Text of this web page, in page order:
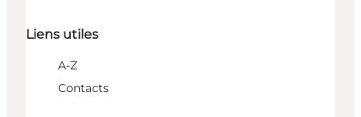
Liens utiles
A-Z
Contacts